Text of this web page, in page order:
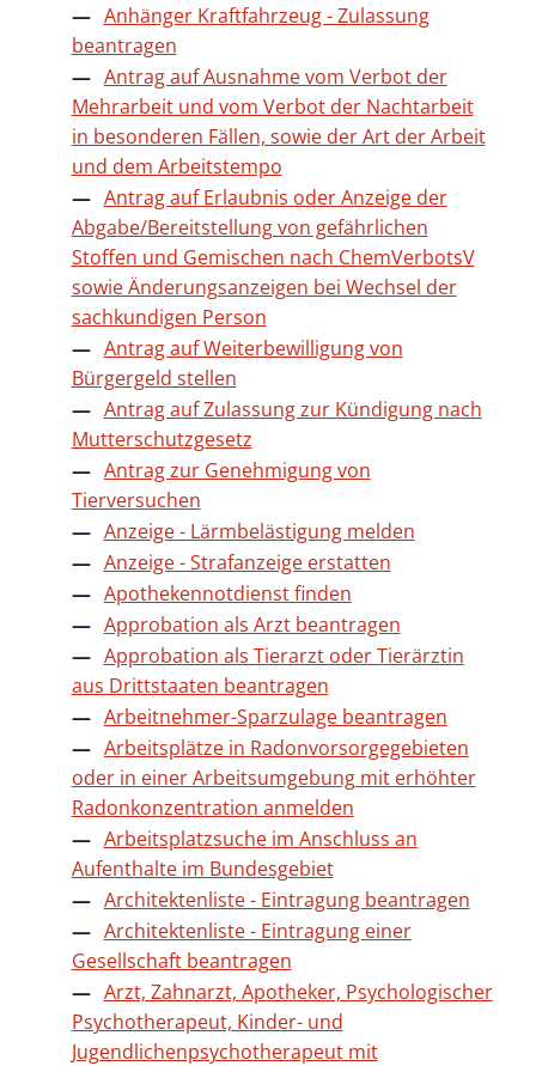
Anhänger Kraftfahrzeug - Zulassung
beantragen
Antrag auf Ausnahme vom Verbot der
Mehrarbeit und vom Verbot der Nachtarbeit
in besonderen Fällen, sowie der Art der Arbeit
und dem Arbeitstempo
Antrag auf Erlaubnis oder Anzeige der
Abgabe/Bereitstellung von gefährlichen
Stoffen und Gemischen nach ChemVerbotsV
sowie Änderungsanzeigen bei Wechsel der
sachkundigen Person
Antrag auf Weiterbewilligung von
Bürgergeld stellen
Antrag auf Zulassung zur Kündigung nach
Mutterschutzgesetz
Antrag zur Genehmigung von
Tierversuchen
Anzeige - Lärmbelästigung melden
Anzeige - Strafanzeige erstatten
Apothekennotdienst finden
Approbation als Arzt beantragen
Approbation als Tierarzt oder Tierärztin
aus Drittstaaten beantragen
Arbeitnehmer-Sparzulage beantragen
Arbeitsplätze in Radonvorsorgegebieten
oder in einer Arbeitsumgebung mit erhöhter
Radonkonzentration anmelden
Arbeitsplatzsuche im Anschluss an
Aufenthalte im Bundesgebiet
Architektenliste - Eintragung beantragen
Architektenliste - Eintragung einer
Gesellschaft beantragen
Arzt, Zahnarzt, Apotheker, Psychologischer
Psychotherapeut, Kinder- und
Jugendlichenpsychotherapeut mit